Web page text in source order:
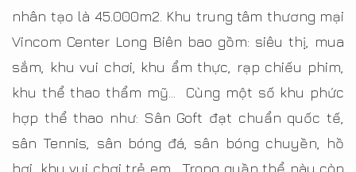
nhân tạo là 45.000m2. Khu trung tâm thương mại
Vincom Center Long Biên bao gồm: siêu thị, mua
sắm, khu vui chơi, khu ẩm thực, rạp chiếu phim,
khu thể thao thẩm mỹ… Cùng một số khu phức
hợp thể thao như: Sân Goft đạt chuẩn quốc tế,
sân Tennis, sân bóng đá, sân bóng chuyền, hồ
bơi, khu vui chơi trẻ em... Trong quần thể này còn